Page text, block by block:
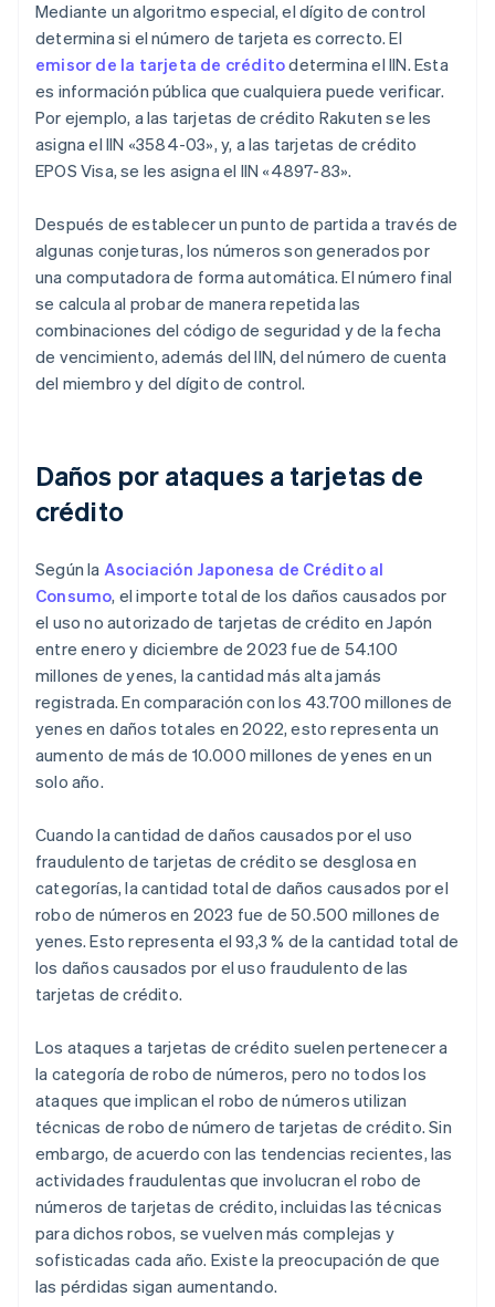
Mediante un algoritmo especial, el dígito de control
determina si el número de tarjeta es correcto. El
emisor de la tarjeta de créditodetermina el IIN. Esta
es información pública que cualquiera puede verificar.
Por ejemplo, a las tarjetas de crédito Rakuten se les
asigna el IIN «3584-03», y, a las tarjetas de crédito
EPOS Visa, se les asigna el IIN «4897-83».
Después de establecer un punto de partida a través de
algunas conjeturas, los números son generados por
una computadora de forma automática. El número final
se calcula al probar de manera repetida las
combinaciones del código de seguridad y de la fecha
de vencimiento, además del IIN, del número de cuenta
del miembro y del dígito de control.
Daños por ataques a tarjetas de
crédito
Según la Asociación Japonesa de Crédito al
Consumo, el importe total de los daños causados por
el uso no autorizado de tarjetas de crédito en Japón
entre enero y diciembre de 2023 fue de 54.100
millones de yenes, la cantidad más alta jamás
registrada. En comparación con los 43.700 millones de
yenes en daños totales en 2022, esto representa un
aumento de más de 10.000 millones de yenes en un
solo año.
Cuando la cantidad de daños causados por el uso
fraudulento de tarjetas de crédito se desglosa en
categorías, la cantidad total de daños causados por el
robo de números en 2023 fue de 50.500 millones de
yenes. Esto representa el 93,3 % de la cantidad total de
los daños causados por el uso fraudulento de las
tarjetas de crédito.
Los ataques a tarjetas de crédito suelen pertenecer a
la categoría de robo de números, pero no todos los
ataques que implican el robo de números utilizan
técnicas de robo de número de tarjetas de crédito. Sin
embargo, de acuerdo con las tendencias recientes, las
actividades fraudulentas que involucran el robo de
números de tarjetas de crédito, incluidas las técnicas
para dichos robos, se vuelven más complejas y
sofisticadas cada año. Existe la preocupación de que
las pérdidas sigan aumentando.